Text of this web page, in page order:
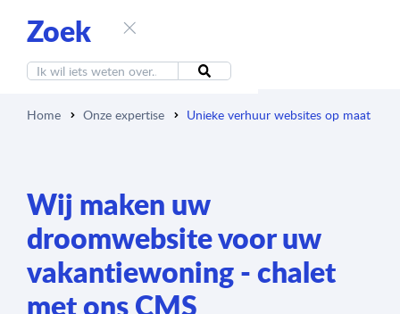
Zoek
Home Onze expertise Unieke verhuur websites op maat
Wij maken uw
droomwebsite voor uw
vakantiewoning - chalet
met ons CMS